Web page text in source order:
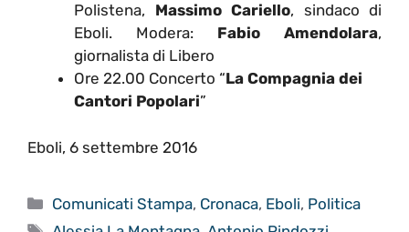
Polistena, Massimo Cariello, sindaco di
Eboli. Modera: Fabio Amendolara,
giornalista di Libero
Ore 22.00 Concerto “La Compagnia dei
Cantori Popolari”
Eboli, 6 settembre 2016
Categorie
Comunicati Stampa, Cronaca, Eboli, Politica
Tag